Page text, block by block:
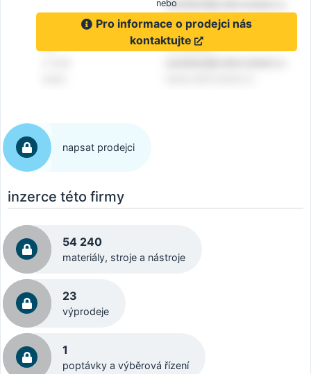
nebo
Pro informace o prodejci nás
kontaktujte
napsat prodejci
inzerce této firmy
54 240
materiály, stroje a nástroje
23
výprodeje
1
poptávky a výběrová řízení